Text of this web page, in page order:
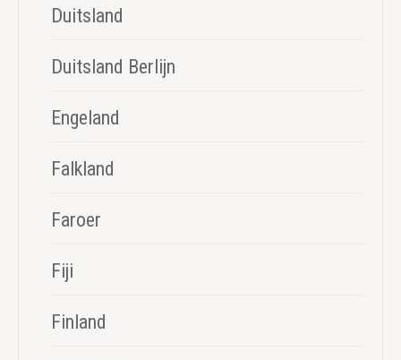
Duitsland
Duitsland Berlijn
Engeland
Falkland
Faroer
Fiji
Finland